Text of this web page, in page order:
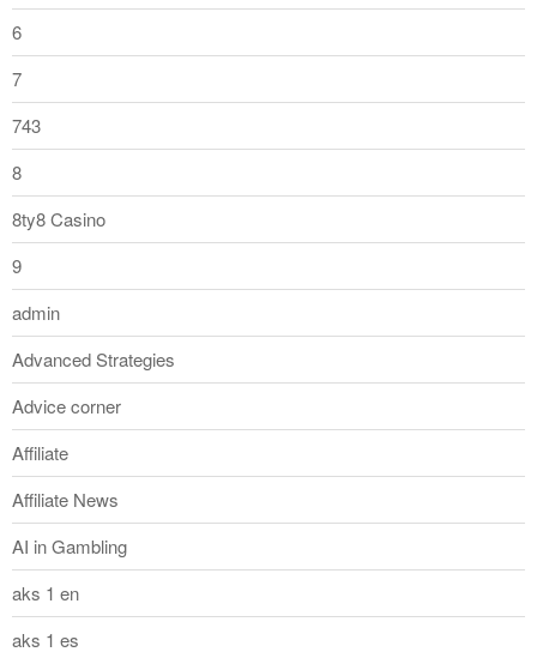
6
7
743
8
8ty8 Casino
9
admin
Advanced Strategies
Advice corner
Affiliate
Affiliate News
AI in Gambling
aks 1 en
aks 1 es